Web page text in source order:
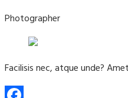
Photographer
Facilisis nec, atque unde?